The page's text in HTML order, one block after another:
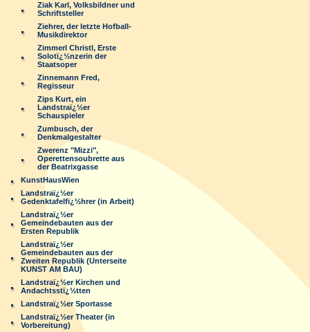
Ziak Karl, Volksbildner und
Schriftsteller
Ziehrer, der letzte Hofball-
Musikdirektor
Zimmerl Christl, Erste
Solotï¿½nzerin der
Staatsoper
Zinnemann Fred,
Regisseur
Zips Kurt, ein
Landstraï¿½er
Schauspieler
Zumbusch, der
Denkmalgestalter
Zwerenz "Mizzi",
Operettensoubrette aus
der Beatrixgasse
KunstHausWien
Landstraï¿½er
Gedenktafelfï¿½hrer (in Arbeit)
Landstraï¿½er
Gemeindebauten aus der
Ersten Republik
Landstraï¿½er
Gemeindebauten aus der
Zweiten Republik (Unterseite
KUNST AM BAU)
Landstraï¿½er Kirchen und
Andachtsstï¿½tten
Landstraï¿½er Sportasse
Landstraï¿½er Theater (in
Vorbereitung)